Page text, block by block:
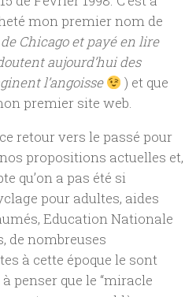
mon premier nom de
Chicago et payé en lire
aujourd’hui des
l’angoisse
) et que
premier site web.
retour vers le passé pour
propositions actuelles et,
qu’on a pas été si
pour adultes, aides
Education Nationale
de nombreuses
à cette époque le sont
penser que le “miracle